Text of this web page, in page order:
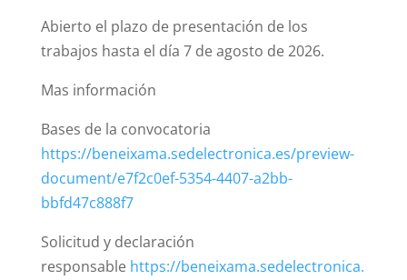
Abierto el plazo de presentación de los
trabajos hasta el día 7 de agosto de 2026.
Mas información
Bases de la convocatoria
https://beneixama.sedelectronica.es/preview-
document/e7f2c0ef-5354-4407-a2bb-
bbfd47c888f7
Solicitud y declaración
responsable https://beneixama.sedelectronica.